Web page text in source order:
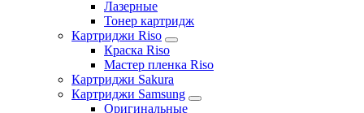
Лазерные
Тонер картридж
Картриджи Riso
Краска Riso
Мастер пленка Riso
Картриджи Sakura
Картриджи Samsung
Оригинальные